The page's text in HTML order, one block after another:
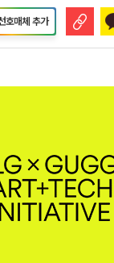
호매체 추가